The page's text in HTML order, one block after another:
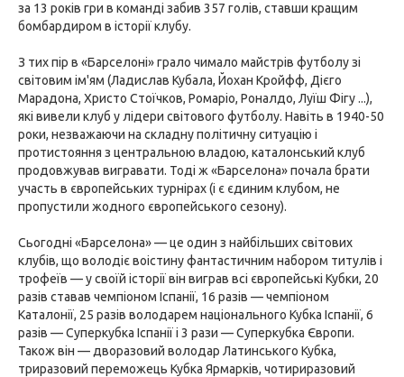
за 13 років гри в команді забив 357 голів, ставши кращим
бомбардиром в історії клубу.
З тих пір в «Барселоні» грало чимало майстрів футболу зі
світовим ім'ям (Ладислав Кубала, Йохан Кройфф, Дієго
Марадона, Христо Стоїчков, Ромаріо, Роналдо, Луїш Фігу ...),
які вивели клуб у лідери світового футболу. Навіть в 1940-50
роки, незважаючи на складну політичну ситуацію і
протистояння з центральною владою, каталонський клуб
продовжував вигравати. Тоді ж «Барселона» почала брати
участь в європейських турнірах (і є єдиним клубом, не
пропустили жодного європейського сезону).
Сьогодні «Барселона» — це один з найбільших світових
клубів, що володіє воістину фантастичним набором титулів і
трофеїв — у своїй історії він виграв всі європейські Кубки, 20
разів ставав чемпіоном Іспанії, 16 разів — чемпіоном
Каталонії, 25 разів володарем національного Кубка Іспанії, 6
разів — Суперкубка Іспанії і 3 рази — Суперкубка Європи.
Також він — дворазовий володар Латинського Кубка,
триразовий переможець Кубка Ярмарків, чотириразовий